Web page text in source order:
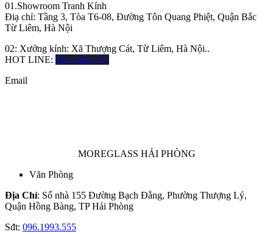
01.Showroom Tranh Kính
Điạ chỉ: Tầng 3, Tòa T6-08, Đường Tôn Quang Phiệt, Quận Bắc
Từ Liêm, Hà Nội
02: Xưởng kính: Xã Thượng Cát, Từ Liêm, Hà Nội..
HOT LINE: 097.1982.777
Email
MOREGLASS HẢI PHÒNG
Văn Phòng
Địa Chỉ: Số nhà 155 Đường Bạch Đằng, Phường Thượng Lý,
Quận Hồng Bàng, TP Hải Phòng
Sđt: 096.1993.555